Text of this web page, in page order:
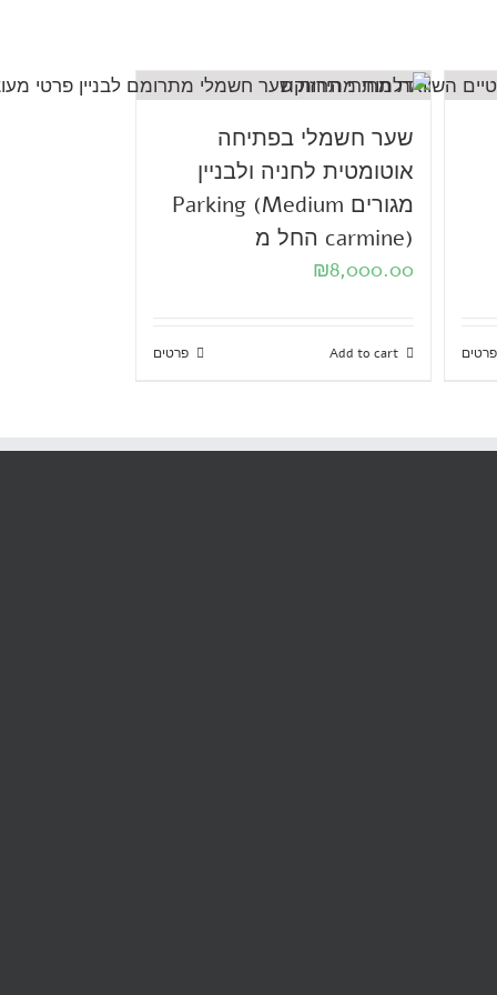
פרטים
שער חשמלי בפתיחה
אוטומטית לחניה ולבניין
מגורים Parking (Medium
carmine) החל מ
₪8,000.00
Add to cart פרטים